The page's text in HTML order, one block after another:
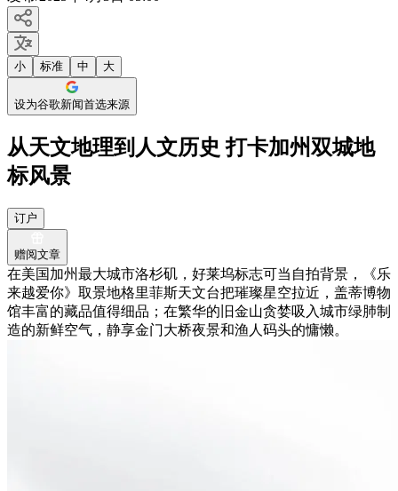
小 标准 中 大
设为谷歌新闻首选来源
从天文地理到人文历史 打卡加州双城地
标风景
订户
赠阅文章
在美国加州最大城市洛杉矶，好莱坞标志可当自拍背景，《乐
来越爱你》取景地格里菲斯天文台把璀璨星空拉近，盖蒂博物
馆丰富的藏品值得细品；在繁华的旧金山贪婪吸入城市绿肺制
造的新鲜空气，静享金门大桥夜景和渔人码头的慵懒。